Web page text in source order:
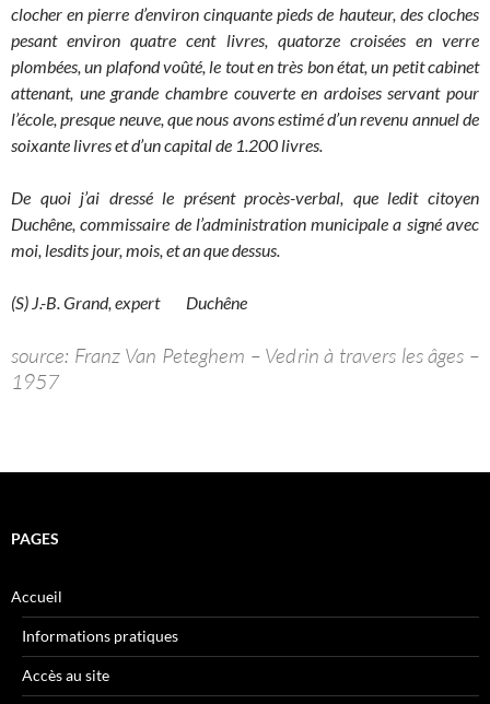
clocher en pierre d’environ cinquante pieds de hauteur, des cloches
pesant environ quatre cent livres, quatorze croisées en verre
plombées, un plafond voûté, le tout en très bon état, un petit cabinet
attenant, une grande chambre couverte en ardoises servant pour
l’école, presque neuve, que nous avons estimé d’un revenu annuel de
soixante livres et d’un capital de 1.200 livres.
De quoi j’ai dressé le présent procès-verbal, que ledit citoyen
Duchêne, commissaire de l’administration municipale a signé avec
moi, lesdits jour, mois, et an que dessus.
(S) J.-B. Grand, expert Duchêne
source: Franz Van Peteghem – Vedrin à travers les âges –
1957
PAGES
Accueil
Informations pratiques
Accès au site